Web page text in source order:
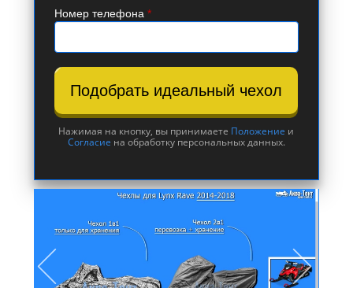
Номер телефона *
Подобрать идеальный чехол
Нажимая на кнопку, вы принимаете Положение и
Согласие на обработку персональных данных.